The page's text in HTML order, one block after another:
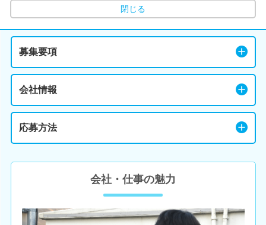
閉じる
募集要項
会社情報
応募方法
会社・仕事の魅力